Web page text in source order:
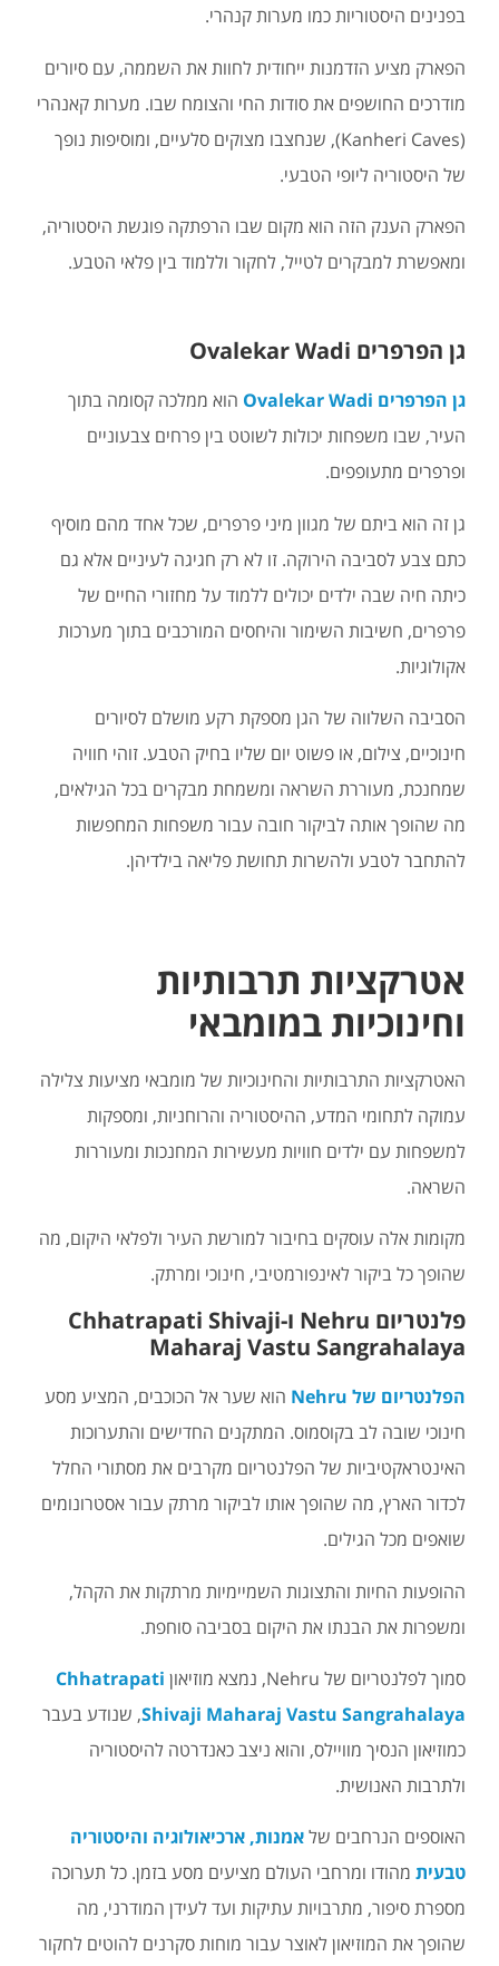
בפנינים היסטוריות כמו מערות קנהרי.
הפארק מציע הזדמנות ייחודית לחוות את השממה, עם סיורים
מודרכים החושפים את סודות החי והצומח שבו. מערות קאנהרי
(Kanheri Caves), שנחצבו מצוקים סלעיים, ומוסיפות נופך
של היסטוריה ליופי הטבעי.
הפארק הענק הזה הוא מקום שבו הרפתקה פוגשת היסטוריה,
ומאפשרת למבקרים לטייל, לחקור וללמוד בין פלאי הטבע.
גן הפרפרים Ovalekar Wadi
גן הפרפרים Ovalekar Wadi
הוא ממלכה קסומה בתוך
העיר, שבו משפחות יכולות לשוטט בין פרחים צבעוניים
ופרפרים מתעופפים.
גן זה הוא ביתם של מגוון מיני פרפרים, שכל אחד מהם מוסיף
כתם צבע לסביבה הירוקה. זו לא רק חגיגה לעיניים אלא גם
כיתה חיה שבה ילדים יכולים ללמוד על מחזורי החיים של
פרפרים, חשיבות השימור והיחסים המורכבים בתוך מערכות
אקולוגיות.
הסביבה השלווה של הגן מספקת רקע מושלם לסיורים
חינוכיים, צילום, או פשוט יום שליו בחיק הטבע. זוהי חוויה
שמחנכת, מעוררת השראה ומשמחת מבקרים בכל הגילאים,
מה שהופך אותה לביקור חובה עבור משפחות המחפשות
להתחבר לטבע ולהשרות תחושת פליאה בילדיהן.
אטרקציות תרבותיות
וחינוכיות במומבאי
האטרקציות התרבותיות והחינוכיות של מומבאי מציעות צלילה
עמוקה לתחומי המדע, ההיסטוריה והרוחניות, ומספקות
למשפחות עם ילדים חוויות מעשירות המחנכות ומעוררות
השראה.
מקומות אלה עוסקים בחיבור למורשת העיר ולפלאי היקום, מה
שהופך כל ביקור לאינפורמטיבי, חינוכי ומרתק.
פלנטריום Nehru ו-Chhatrapati Shivaji
Maharaj Vastu Sangrahalaya
הפלנטריום של Nehru
הוא שער אל הכוכבים, המציע מסע
חינוכי שובה לב בקוסמוס. המתקנים החדישים והתערוכות
האינטראקטיביות של הפלנטריום מקרבים את מסתורי החלל
לכדור הארץ, מה שהופך אותו לביקור מרתק עבור אסטרונומים
שואפים מכל הגילים.
ההופעות החיות והתצוגות השמיימיות מרתקות את הקהל,
ומשפרות את הבנתו את היקום בסביבה סוחפת.
סמוך לפלנטריום של Nehru, נמצא מוזיאון
Chhatrapati
Shivaji Maharaj Vastu Sangrahalaya, שנודע בעבר
כמוזיאון הנסיך מוויילס, והוא ניצב כאנדרטה להיסטוריה
ולתרבות האנושית.
האוספים הנרחבים שלאמנות, ארכיאולוגיה והיסטוריה
טבעית מהודו ומרחבי העולם מציעים מסע בזמן. כל תערוכה
מספרת סיפור, מתרבויות עתיקות ועד לעידן המודרני, מה
שהופך את המוזיאון לאוצר עבור מוחות סקרנים להוטים לחקור